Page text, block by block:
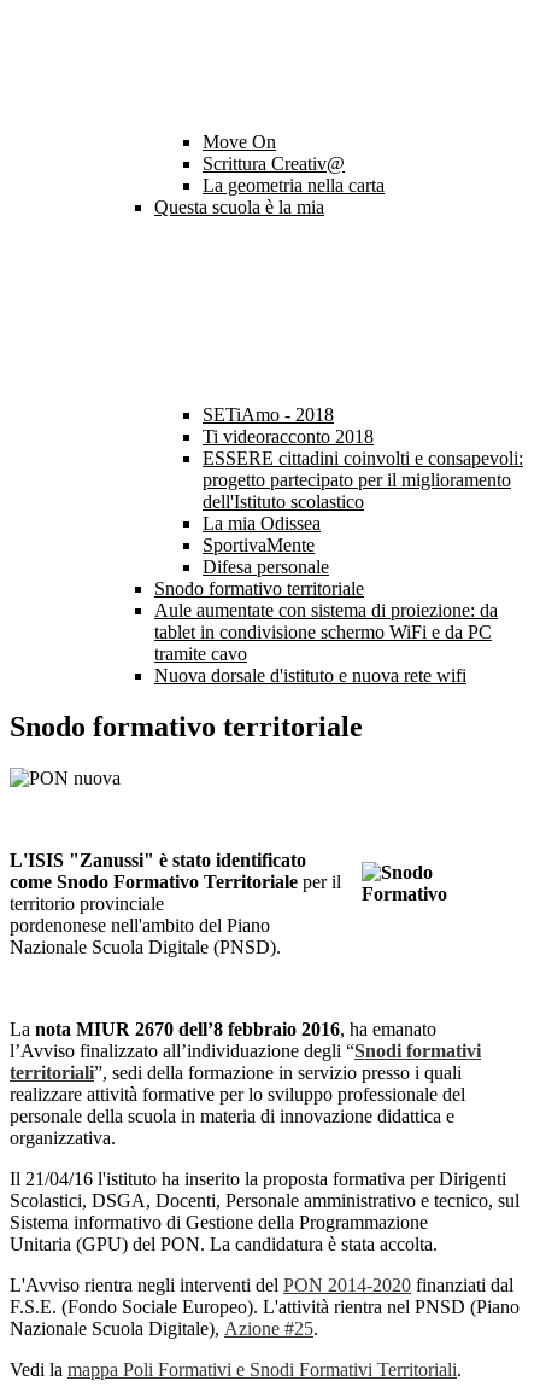
Move On
Scrittura Creativ@
La geometria nella carta
Questa scuola è la mia
SETiAmo - 2018
Ti videoracconto 2018
ESSERE cittadini coinvolti e consapevoli:
progetto partecipato per il miglioramento
dell'Istituto scolastico
La mia Odissea
SportivaMente
Difesa personale
Snodo formativo territoriale
Aule aumentate con sistema di proiezione: da
tablet in condivisione schermo WiFi e da PC
tramite cavo
Nuova dorsale d'istituto e nuova rete wifi
Snodo formativo territoriale
L'ISIS "Zanussi" è stato identificato
come Snodo Formativo Territoriale per il
territorio provinciale
pordenonese nell'ambito del Piano
Nazionale Scuola Digitale (PNSD).
La nota MIUR 2670 dell’8 febbraio 2016, ha emanato
l’Avviso finalizzato all’individuazione degli “Snodi formativi
territoriali”, sedi della formazione in servizio presso i quali
realizzare attività formative per lo sviluppo professionale del
personale della scuola in materia di innovazione didattica e
organizzativa.
Il 21/04/16 l'istituto ha inserito la proposta formativa per Dirigenti
Scolastici, DSGA, Docenti, Personale amministrativo e tecnico, sul
Sistema informativo di Gestione della Programmazione
Unitaria (GPU) del PON. La candidatura è stata accolta.
L'Avviso rientra negli interventi del PON 2014-2020 finanziati dal
F.S.E. (Fondo Sociale Europeo). L'attività rientra nel PNSD (Piano
Nazionale Scuola Digitale), Azione #25.
Vedi la mappa Poli Formativi e Snodi Formativi Territoriali.